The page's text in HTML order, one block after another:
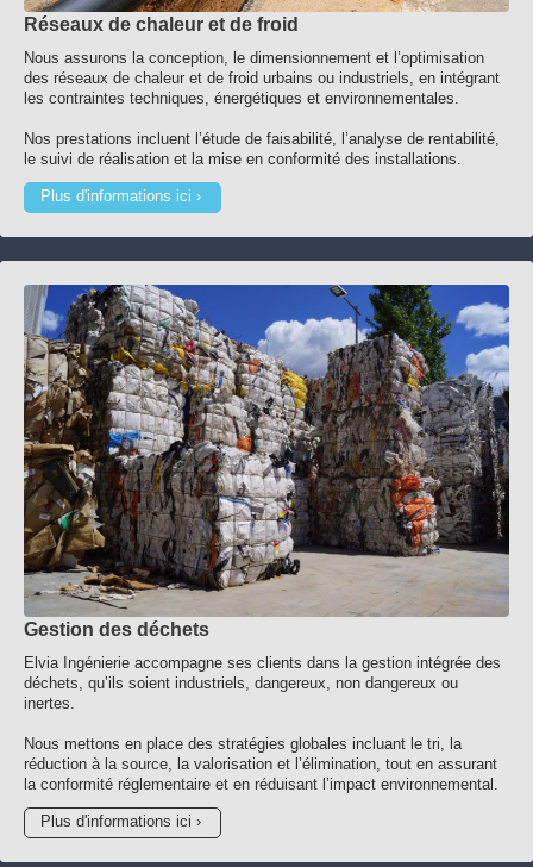
Réseaux de chaleur et de froid
Nous assurons la conception, le dimensionnement et l’optimisation
des réseaux de chaleur et de froid urbains ou industriels, en intégrant
les contraintes techniques, énergétiques et environnementales.
Nos prestations incluent l’étude de faisabilité, l’analyse de rentabilité,
le suivi de réalisation et la mise en conformité des installations.
Plus d'informations ici
Gestion des déchets
Elvia Ingénierie accompagne ses clients dans la gestion intégrée des
déchets, qu’ils soient industriels, dangereux, non dangereux ou
inertes.
Nous mettons en place des stratégies globales incluant le tri, la
réduction à la source, la valorisation et l’élimination, tout en assurant
la conformité réglementaire et en réduisant l’impact environnemental.
Plus d'informations ici